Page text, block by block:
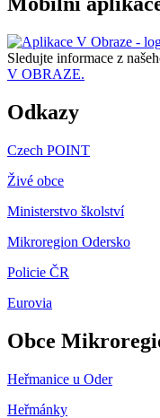
Sledujte informace z
V OBRAZE.
Odkazy
Czech POINT
Živé obce
Ministerstvo školství
Mikroregion Odersko
Policie ČR
Eurovia
Obce
Heřmanice u Oder
Heřmánky